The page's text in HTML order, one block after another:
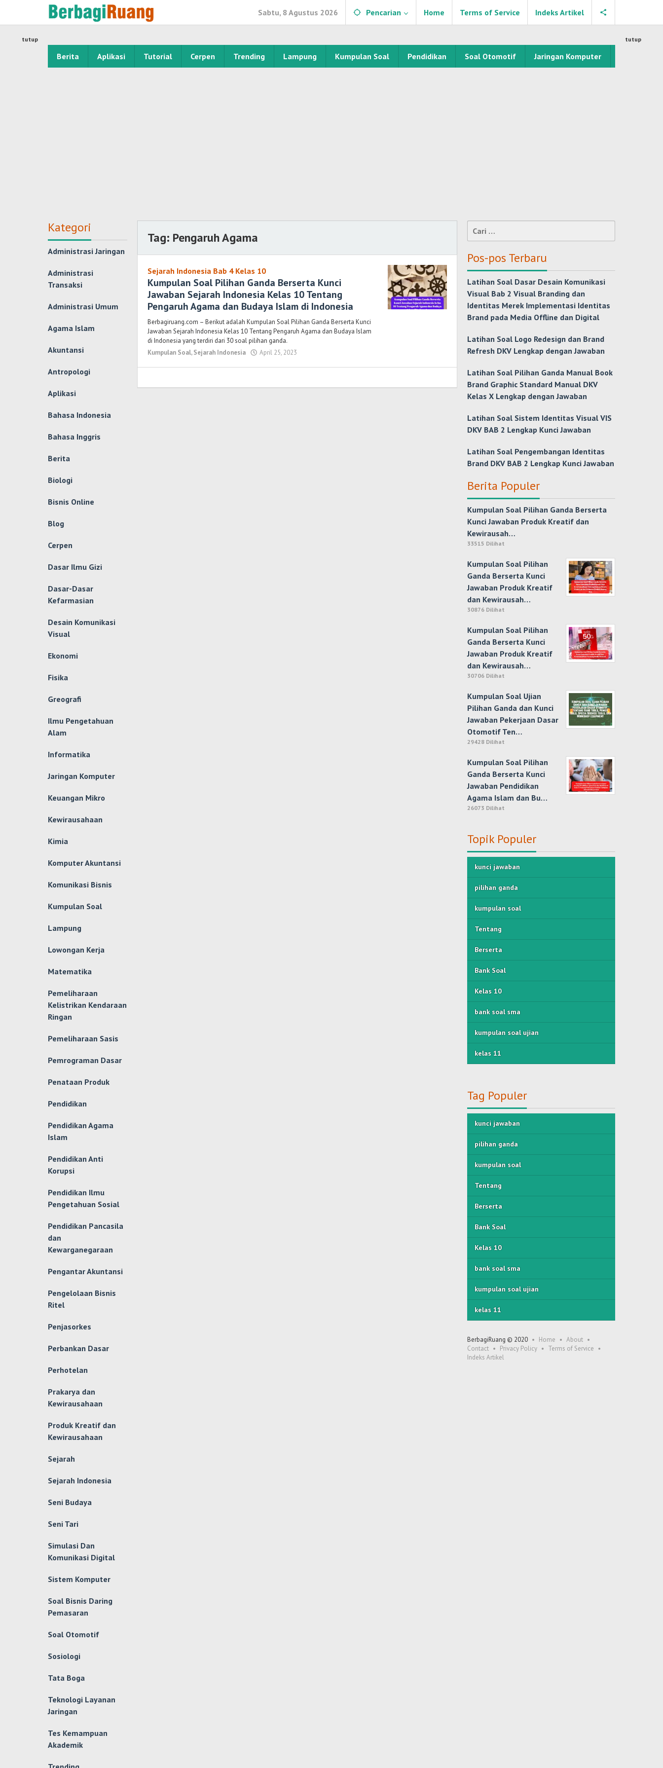
Sabtu, 8 Agustus 2026 Pencarian Home Terms of Service Indeks Artikel
Berita Aplikasi Tutorial Cerpen Trending Lampung Kumpulan Soal Pendidikan Soal Otomotif Jaringan Komputer
tutup tutup
Kategori
Administrasi Jaringan
Administrasi
Transaksi
Administrasi Umum
Agama Islam
Akuntansi
Antropologi
Aplikasi
Bahasa Indonesia
Bahasa Inggris
Berita
Biologi
Bisnis Online
Blog
Cerpen
Dasar Ilmu Gizi
Dasar-Dasar
Kefarmasian
Desain Komunikasi
Visual
Ekonomi
Fisika
Greografi
Ilmu Pengetahuan
Alam
Informatika
Jaringan Komputer
Keuangan Mikro
Kewirausahaan
Kimia
Komputer Akuntansi
Komunikasi Bisnis
Kumpulan Soal
Lampung
Lowongan Kerja
Matematika
Pemeliharaan
Kelistrikan Kendaraan
Ringan
Pemeliharaan Sasis
Pemrograman Dasar
Penataan Produk
Pendidikan
Pendidikan Agama
Islam
Pendidikan Anti
Korupsi
Pendidikan Ilmu
Pengetahuan Sosial
Pendidikan Pancasila
dan
Kewarganegaraan
Pengantar Akuntansi
Pengelolaan Bisnis
Ritel
Penjasorkes
Perbankan Dasar
Perhotelan
Prakarya dan
Kewirausahaan
Produk Kreatif dan
Kewirausahaan
Sejarah
Sejarah Indonesia
Seni Budaya
Seni Tari
Simulasi Dan
Komunikasi Digital
Sistem Komputer
Soal Bisnis Daring
Pemasaran
Soal Otomotif
Sosiologi
Tata Boga
Teknologi Layanan
Jaringan
Tes Kemampuan
Akademik
Tag: Pengaruh Agama
Sejarah Indonesia Bab 4 Kelas 10
Kumpulan Soal Pilihan Ganda Berserta Kunci
Jawaban Sejarah Indonesia Kelas 10 Tentang
Pengaruh Agama dan Budaya Islam di Indonesia
Berbagiruang.com – Berikut adalah Kumpulan Soal Pilihan Ganda Berserta Kunci
Jawaban Sejarah Indonesia Kelas 10 Tentang Pengaruh Agama dan Budaya Islam
di Indonesia yang terdiri dari 30 soal pilihan ganda.
Kumpulan Soal,Sejarah Indonesia April 25, 2023
Cari
untuk:
Pos-pos Terbaru
Latihan Soal Dasar Desain Komunikasi
Visual Bab 2 Visual Branding dan
Identitas Merek Implementasi Identitas
Brand pada Media Offline dan Digital
Latihan Soal Logo Redesign dan Brand
Refresh DKV Lengkap dengan Jawaban
Latihan Soal Pilihan Ganda Manual Book
Brand Graphic Standard Manual DKV
Kelas X Lengkap dengan Jawaban
Latihan Soal Sistem Identitas Visual VIS
DKV BAB 2 Lengkap Kunci Jawaban
Latihan Soal Pengembangan Identitas
Brand DKV BAB 2 Lengkap Kunci Jawaban
Berita Populer
Kumpulan Soal Pilihan Ganda Berserta
Kunci Jawaban Produk Kreatif dan
Kewirausah…
33515 Dilihat
Kumpulan Soal Pilihan
Ganda Berserta Kunci
Jawaban Produk Kreatif
dan Kewirausah…
30876 Dilihat
Kumpulan Soal Pilihan
Ganda Berserta Kunci
Jawaban Produk Kreatif
dan Kewirausah…
30706 Dilihat
Kumpulan Soal Ujian
Pilihan Ganda dan Kunci
Jawaban Pekerjaan Dasar
Otomotif Ten…
29428 Dilihat
Kumpulan Soal Pilihan
Ganda Berserta Kunci
Jawaban Pendidikan
Agama Islam dan Bu…
26073 Dilihat
Topik Populer
kunci jawaban
pilihan ganda
kumpulan soal
Tentang
Berserta
Bank Soal
Kelas 10
bank soal sma
kumpulan soal ujian
kelas 11
Tag Populer
kunci jawaban
pilihan ganda
kumpulan soal
Tentang
Berserta
Bank Soal
Kelas 10
bank soal sma
kumpulan soal ujian
kelas 11
BerbagiRuang © 2020 Home
About
Contact
Privacy Policy
Terms of Service
Indeks Artikel